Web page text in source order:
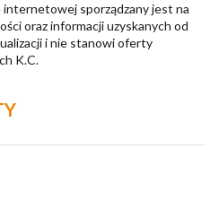
sporządzany jest na
oraz informacji uzyskanych od
i nie stanowi oferty
K.C.